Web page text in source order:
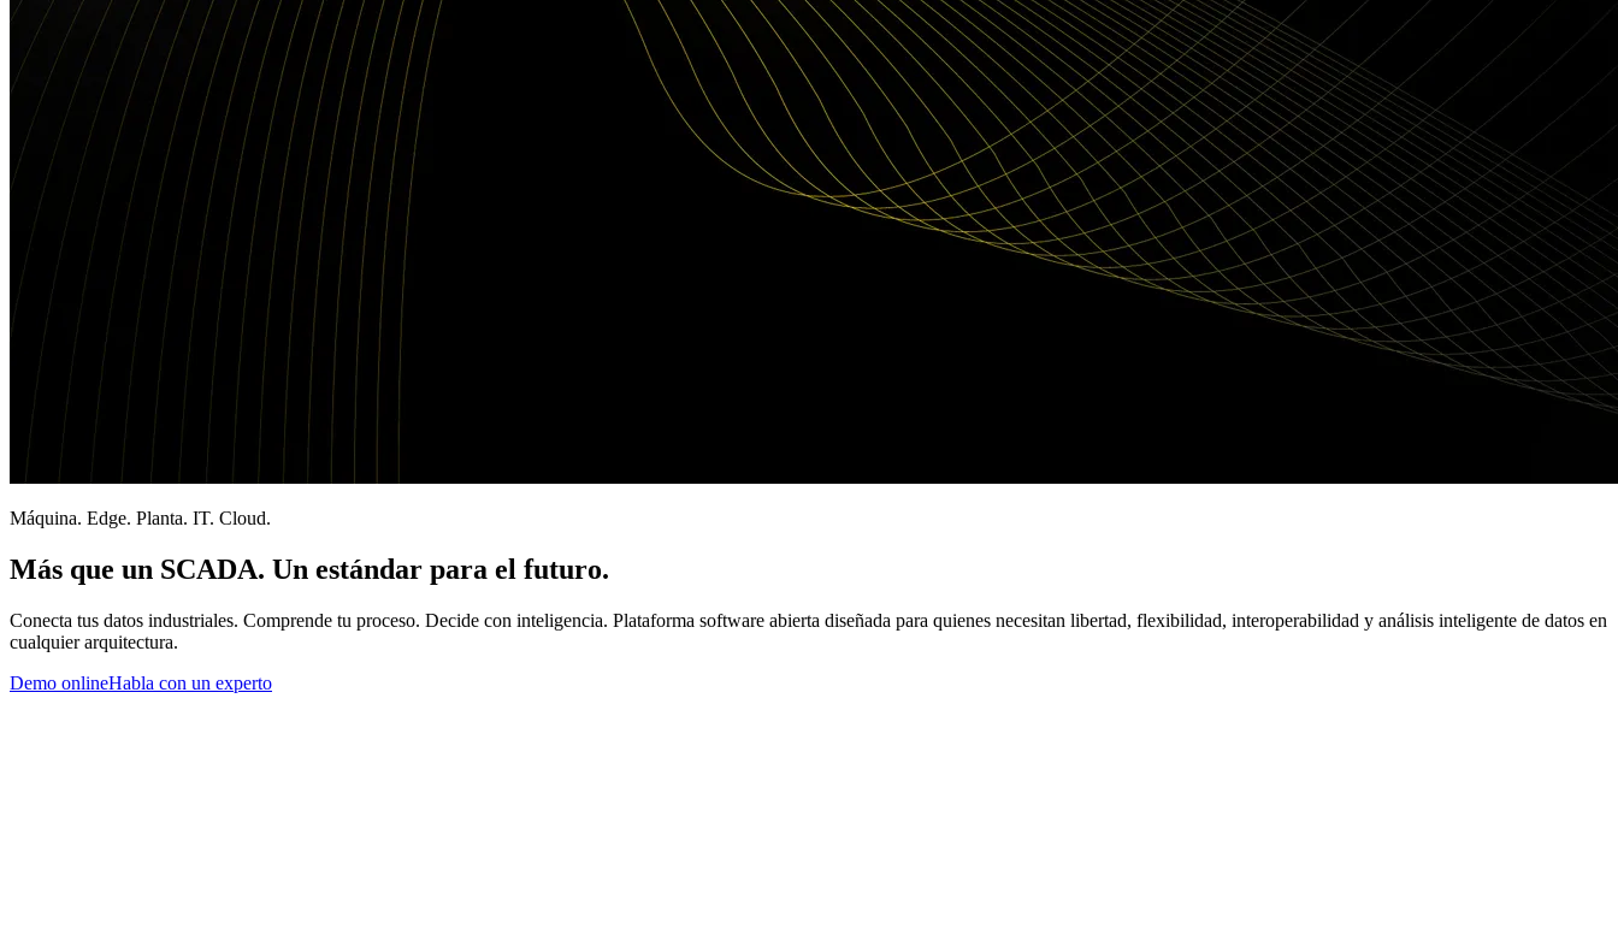
Máquina. Edge. Planta. IT. Cloud.
Más que un SCADA. Un estándar para el futuro.
Conecta tus datos industriales. Comprende tu proceso. Decide con inteligencia. Plataforma software abierta diseñada para quienes necesitan libertad, flexibilidad, interoperabilidad y análisis inteligente de datos en
cualquier arquitectura.
Demo onlineHabla con un experto